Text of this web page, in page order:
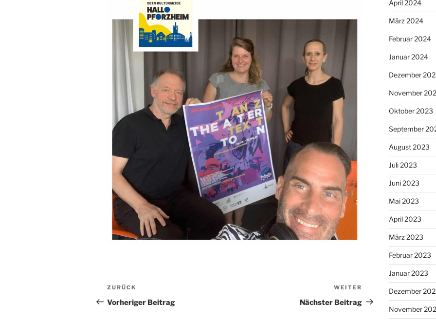
Beitragsnavigation
Vorheriger
Beitrag
ZURÜCK
Vorheriger Beitrag
Nächster
Beitrag
WEITER
Nächster Beitrag
April 2024
März 2024
Februar 2024
Januar 2024
Dezember
November
Oktober 2023
September
August 2023
Juli 2023
Juni 2023
Mai 2023
April 2023
März 2023
Februar 2023
Januar 2023
Dezember
November